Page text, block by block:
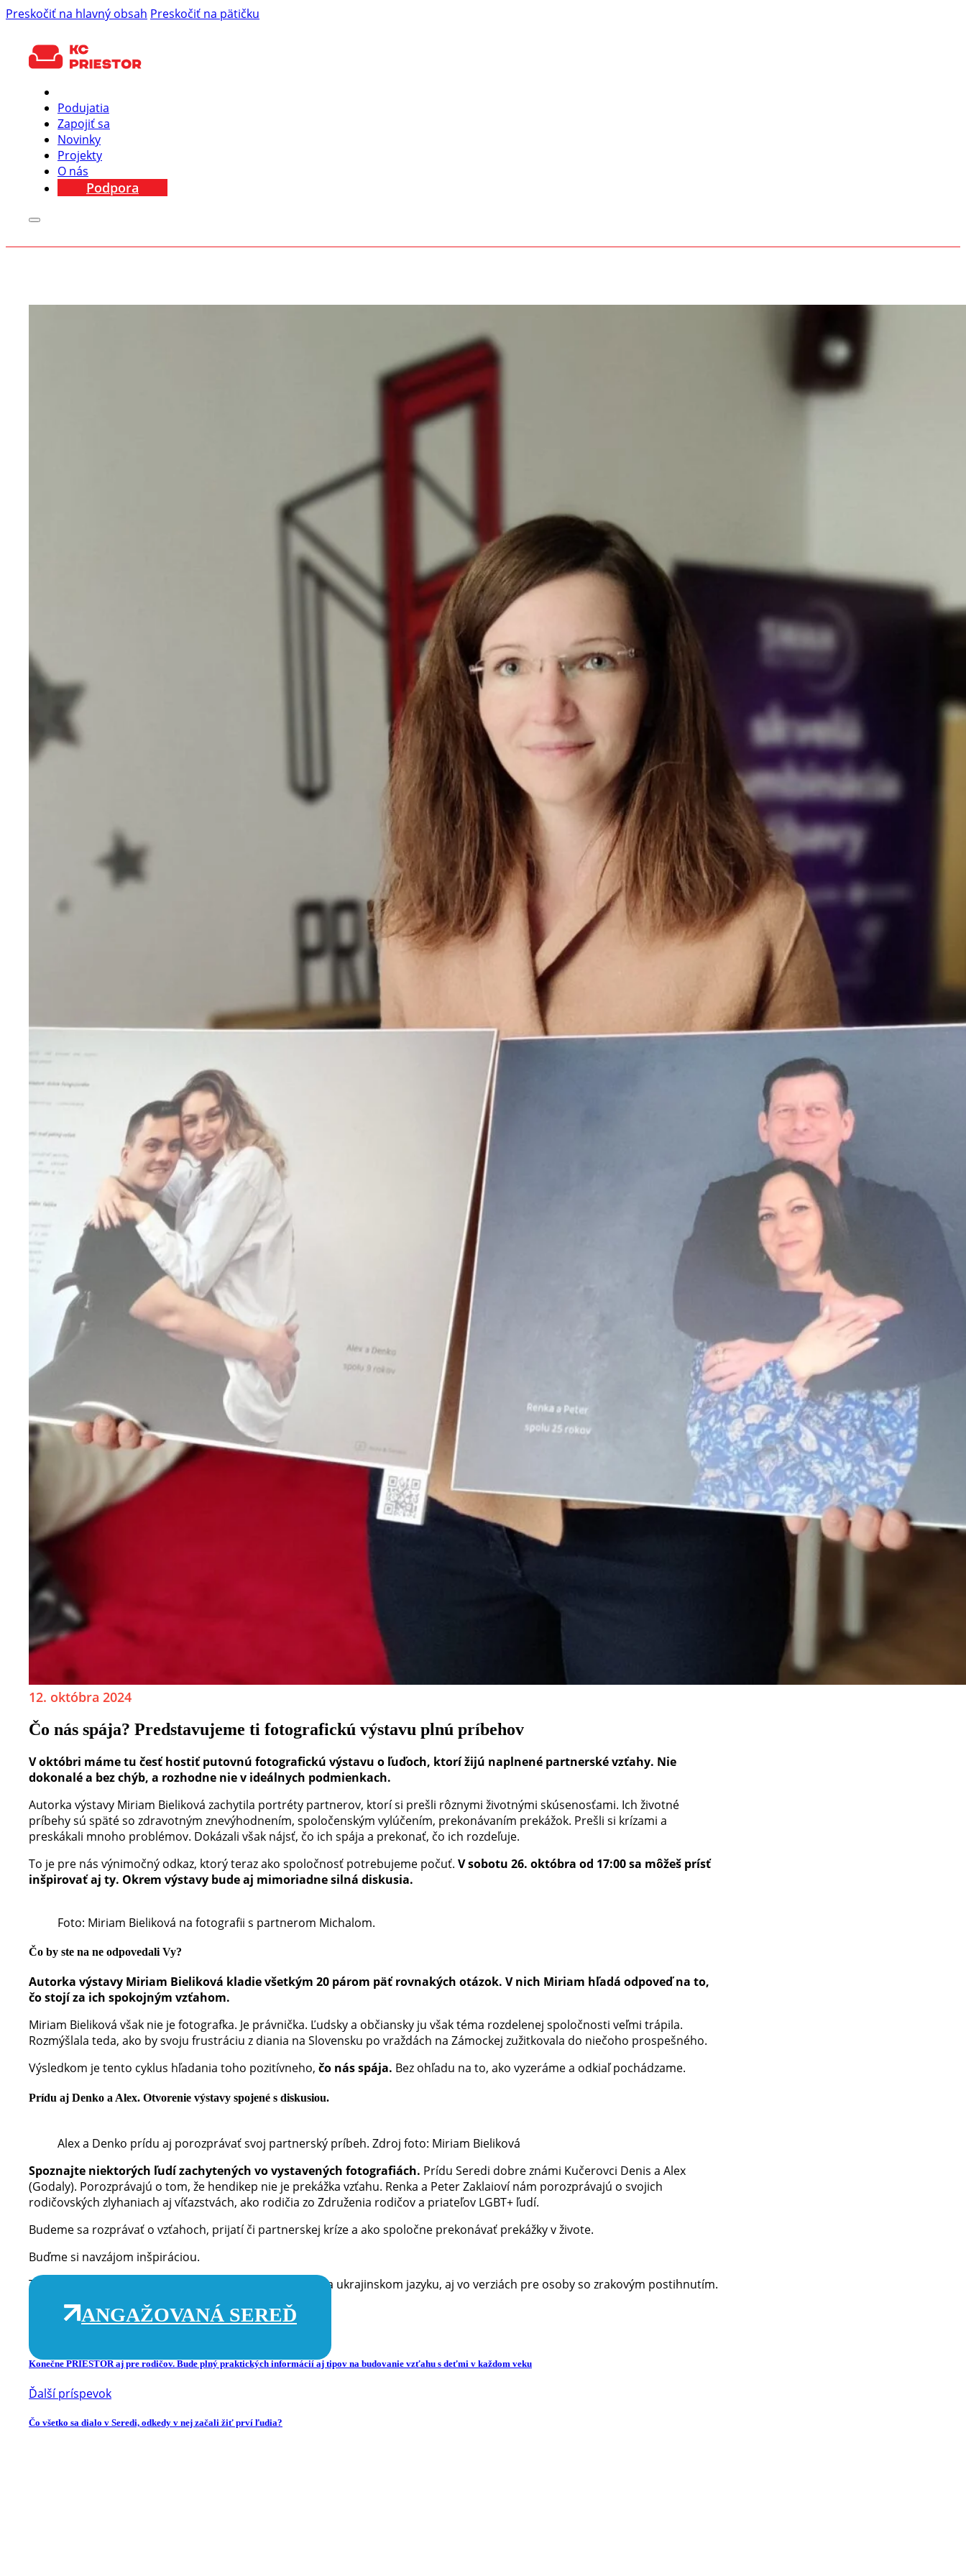
Preskočiť na hlavný obsah Preskočiť na pätičku
Podujatia
Zapojiť sa
Novinky
Projekty
O nás
Podpora
12. októbra 2024
Čo nás spája? Predstavujeme ti fotografickú výstavu plnú príbehov
V októbri máme tu česť hostiť putovnú fotografickú výstavu o ľuďoch, ktorí žijú naplnené partnerské vzťahy. Nie
dokonalé a bez chýb, a rozhodne nie v ideálnych podmienkach.
Autorka výstavy Miriam Bieliková zachytila portréty partnerov, ktorí si prešli rôznymi životnými skúsenosťami. Ich životné
príbehy sú späté so zdravotným znevýhodnením, spoločenským vylúčením, prekonávaním prekážok. Prešli si krízami a
preskákali mnoho problémov. Dokázali však nájsť, čo ich spája a prekonať, čo ich rozdeľuje.
To je pre nás výnimočný odkaz, ktorý teraz ako spoločnosť potrebujeme počuť. V sobotu 26. októbra od 17:00 sa môžeš prísť
inšpirovať aj ty. Okrem výstavy bude aj mimoriadne silná diskusia.
Foto: Miriam Bieliková na fotografii s partnerom Michalom.
Čo by ste na ne odpovedali Vy?
Autorka výstavy Miriam Bieliková kladie všetkým 20 párom päť rovnakých otázok. V nich Miriam hľadá odpoveď na to,
čo stojí za ich spokojným vzťahom.
Miriam Bieliková však nie je fotografka. Je právnička. Ľudsky a občiansky ju však téma rozdelenej spoločnosti veľmi trápila.
Rozmýšlala teda, ako by svoju frustráciu z diania na Slovensku po vraždách na Zámockej zužitkovala do niečoho prospešného.
Výsledkom je tento cyklus hľadania toho pozitívneho, čo nás spája. Bez ohľadu na to, ako vyzeráme a odkiaľ pochádzame.
Prídu aj Denko a Alex. Otvorenie výstavy spojené s diskusiou.
Alex a Denko prídu aj porozprávať svoj partnerský príbeh. Zdroj foto: Miriam Bieliková
Spoznajte niektorých ľudí zachytených vo vystavených fotografiách. Prídu Seredi dobre známi Kučerovci Denis a Alex
(Godaly). Porozprávajú o tom, že hendikep nie je prekážka vzťahu. Renka a Peter Zaklaioví nám porozprávajú o svojich
rodičovských zlyhaniach aj víťazstvách, ako rodičia zo Združenia rodičov a priateľov LGBT+ ľudí.
Budeme sa rozprávať o vzťahoch, prijatí či partnerskej kríze a ako spoločne prekonávať prekážky v živote.
Buďme si navzájom inšpiráciou.
Texty výstavy sú v slovenskom, anglickom, maďarskom a ukrajinskom jazyku, aj vo verziách pre osoby so zrakovým postihnutím.
ANGAŽOVANÁ SEREĎ
Konečne PRIESTOR aj pre rodičov. Bude plný praktických informácií aj tipov na budovanie vzťahu s deťmi v každom veku
Ďalší príspevok
Čo všetko sa dialo v Seredi, odkedy v nej začali žiť prví ľudia?